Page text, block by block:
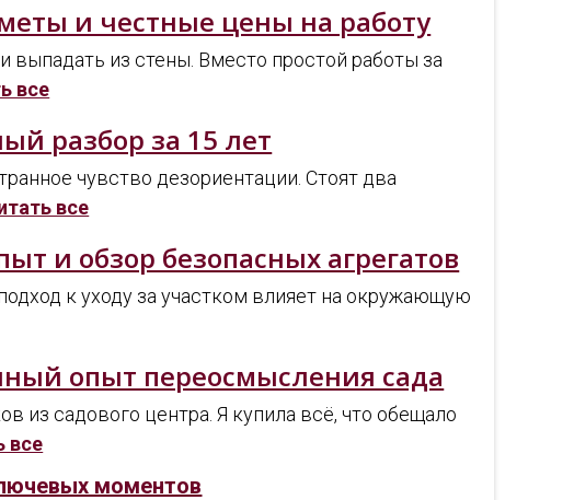
и честные цены на работу
выпадать из стены. Вместо простой работы за
все
разбор за 15 лет
чувство дезориентации. Стоят два
все
и обзор безопасных агрегатов
к уходу за участком влияет на окружающую
опыт переосмысления сада
из садового центра. Я купила всё, что обещало
все
моментов